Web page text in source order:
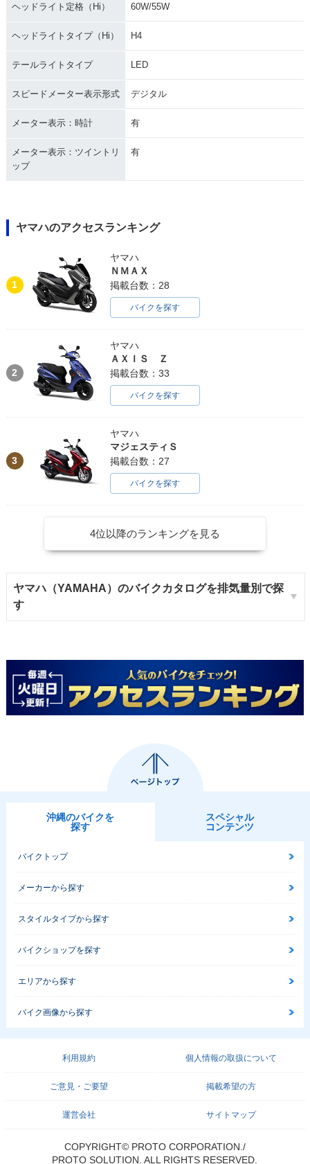
ヘッドライト定格（Hi） 60W/55W
ヘッドライトタイプ（Hi） H4
テールライトタイプ LED
スピードメーター表示形式 デジタル
メーター表示：時計 有
メーター表示：ツイントリ
ップ
有
ヤマハのアクセスランキング
1
ヤマハ
ＮＭＡＸ
掲載台数：28
バイクを探す
2
ヤマハ
ＡＸＩＳ Ｚ
掲載台数：33
バイクを探す
3
ヤマハ
マジェスティＳ
掲載台数：27
バイクを探す
4位以降のランキングを見る
ヤマハ（YAMAHA）のバイクカタログを排気量別で探
す
沖縄のバイクを
探す
スペシャル
コンテンツ
バイクトップ
メーカーから探す
スタイルタイプから探す
バイクショップを探す
エリアから探す
バイク画像から探す
利用規約 個人情報の取扱について
ご意見・ご要望 掲載希望の方
運営会社 サイトマップ
COPYRIGHT© PROTO CORPORATION./
PROTO SOLUTION. ALL RIGHTS RESERVED.